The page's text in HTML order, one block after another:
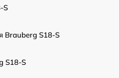
S
Brauberg S18-S
S18-S